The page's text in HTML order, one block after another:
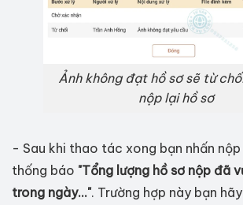
Ảnh không đạt hồ sơ sẽ từ
nộp lại hồ sơ
- Sau khi thao tác xong bạn nhấn nộp
thống báo "Tổng lượng hồ sơ nộp đã
trong ngày...". Trường hợp này bạn